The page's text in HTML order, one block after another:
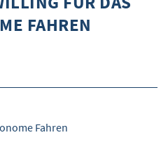
ANTWORTEN
FAHREN
Fahren